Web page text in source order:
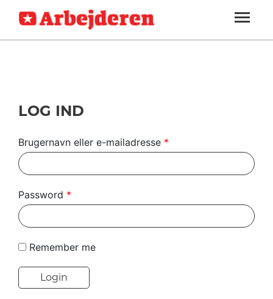
SEKTIONER
ARBEJDEREN
MENER
UDLAND
DEBAT
TIL
NAVNE
SOUNDCLOUD
ABONNER
LOG IND
LOG IND
Brugernavn eller e-mailadresse *
Password *
Remember me